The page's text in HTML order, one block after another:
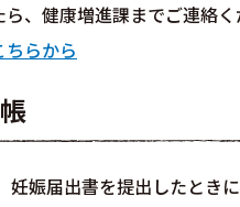
、健康増進課までご連絡く
娠届出書を提出したときに